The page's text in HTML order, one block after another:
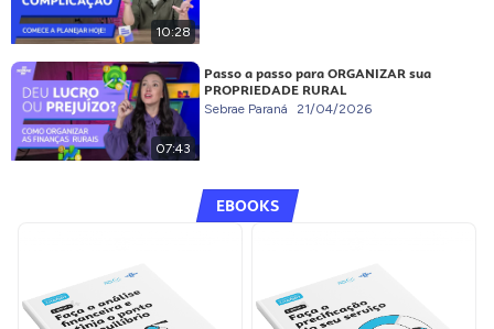
10:28
07:43
Passo a passo para ORGANIZAR sua
PROPRIEDADE RURAL
Sebrae Paraná 21/04/2026
EBOOKS